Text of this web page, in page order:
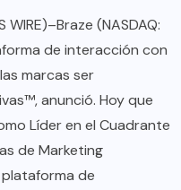
WIRE)–Braze (NASDAQ:
de interacción con
marcas ser
anunció. Hoy que
Líder en el Cuadrante
de Marketing
de